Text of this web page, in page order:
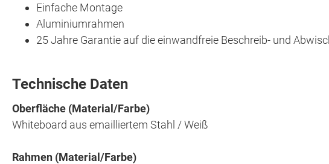
Einfache Montage
Aluminiumrahmen
25 Jahre Garantie auf die einwandfreie Beschreib- und
Technische Daten
Oberfläche (Material/Farbe)
Whiteboard aus emailliertem Stahl / Weiß
Rahmen (Material/Farbe)